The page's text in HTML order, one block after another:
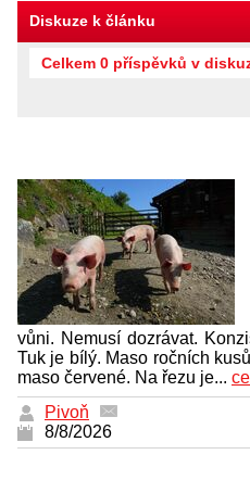
Diskuze k článku
Celkem 0 příspěvků v
vůni. Nemusí dozrávat.
Tuk je bílý. Maso ročních
maso červené. Na řezu je...
Pivoň
8/8/2026